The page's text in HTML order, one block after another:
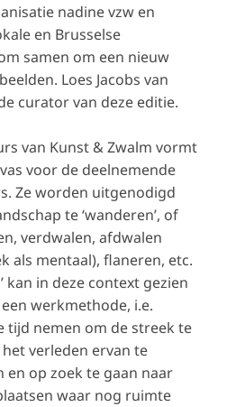
nadine vzw en
en Brusselse
samen om een nieuw
Loes Jacobs van
curator van deze editie.
van Kunst & Zwalm vormt
voor de deelnemende
Ze worden uitgenodigd
te ‘wanderen’, of
verdwalen, afdwalen
als mentaal), flaneren, etc.
kan in deze context gezien
werkmethode, i.e.
tijd nemen om de streek te
verleden ervan te
en op zoek te gaan naar
waar nog ruimte